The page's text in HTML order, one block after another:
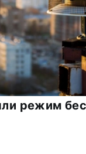
режим